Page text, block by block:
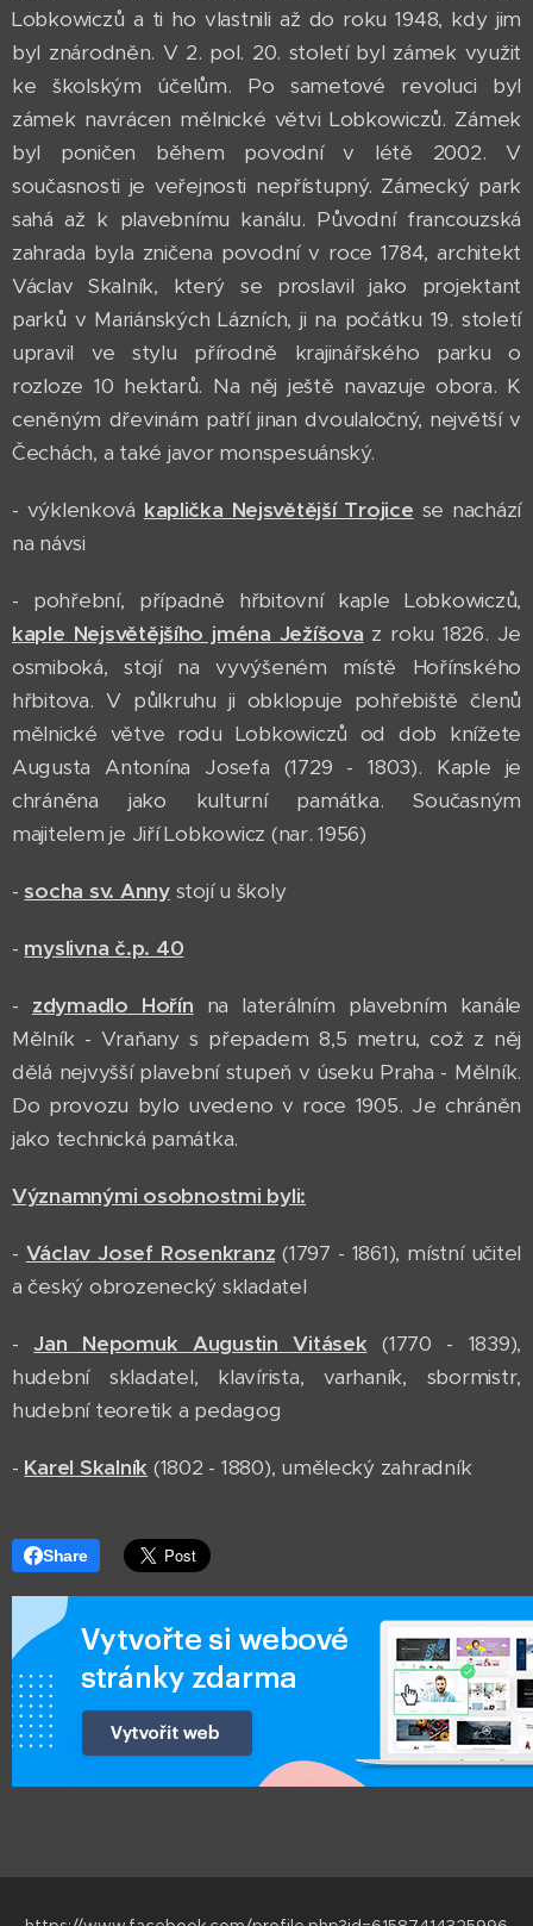
Lobkowiczů a ti ho vlastnili až do roku 1948, kdy jim
byl znárodněn. V 2. pol. 20. století byl zámek využit
ke školským účelům. Po sametové revoluci byl
zámek navrácen mělnické větvi Lobkowiczů. Zámek
byl poničen během povodní v létě 2002. V
současnosti je veřejnosti nepřístupný. Zámecký park
sahá až k plavebnímu kanálu. Původní francouzská
zahrada byla zničena povodní v roce 1784, architekt
Václav Skalník, který se proslavil jako projektant
parků v Mariánských Lázních, ji na počátku 19. století
upravil ve stylu přírodně krajinářského parku o
rozloze 10 hektarů. Na něj ještě navazuje obora. K
ceněným dřevinám patří jinan dvoulaločný, největší v
Čechách, a také javor monspesuánský.
- výklenková kaplička Nejsvětější Trojice se nachází
na návsi
- pohřební, případně hřbitovní kaple Lobkowiczů,
kaple Nejsvětějšího jména Ježíšova z roku 1826. Je
osmiboká, stojí na vyvýšeném místě Hořínského
hřbitova. V půlkruhu ji obklopuje pohřebiště členů
mělnické větve rodu Lobkowiczů od dob knížete
Augusta Antonína Josefa (1729 - 1803). Kaple je
chráněna jako kulturní památka. Současným
majitelem je Jiří Lobkowicz (nar. 1956)
-socha sv. Annystojí u školy
- myslivna č.p. 40
- zdymadlo Hořín na laterálním plavebním kanále
Mělník - Vraňany s přepadem 8,5 metru, což z něj
dělá nejvyšší plavební stupeň v úseku Praha - Mělník.
Do provozu bylo uvedeno v roce 1905. Je chráněn
jako technická památka.
Významnými osobnostmi byli:
- Václav Josef Rosenkranz (1797 - 1861), místní učitel
a český obrozenecký skladatel
-Jan Nepomuk Augustin Vitásek (1770 - 1839),
hudební skladatel, klavírista, varhaník, sbormistr,
hudební teoretik a pedagog
- Karel Skalník (1802 - 1880), umělecký zahradník
Share